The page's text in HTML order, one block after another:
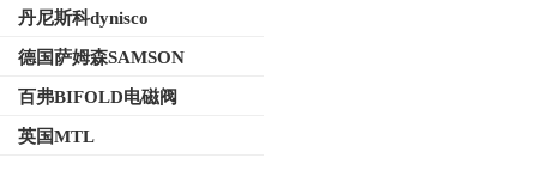
丹尼斯科dynisco
德国萨姆森SAMSON
百弗BIFOLD电磁阀
英国MTL